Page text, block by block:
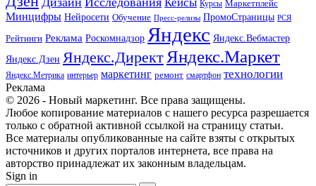
Курсы Маркетплейс
Минцифры Нейросети Обучение Пресс-релизы ПромоСтраницы РСЯ
Рейтинги Реклама Роскомнадзор Яндекс Яндекс.Вебмастер
Яндекс.Дзен Яндекс.ДиректЯндекс.Маркет
Яндекс.Метрика интерьер маркетинг ремонт смартфон технологии
Реклама
© 2026 - Новый маркетинг. Все права защищены.
Любое копирование материалов с нашего ресурса разрешается
только с обратной активной ссылкой на страницу статьи.
Все материалы опубликованные на сайте взяты с открытых
источников и других порталов интернета, все права на
авторство принадлежат их законным владельцам.
Sign in